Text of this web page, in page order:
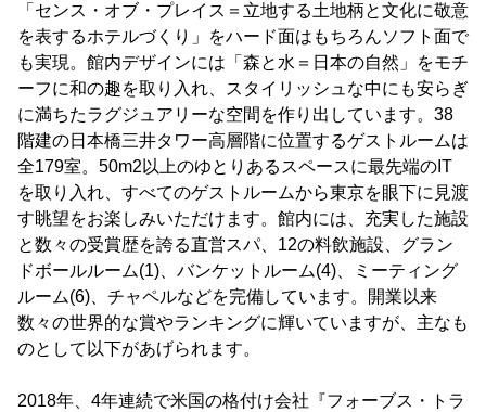
「センス・オブ・プレイス＝立地する土地柄と文化に敬意
を表するホテルづくり」をハード面はもちろんソフト面で
も実現。館内デザインには「森と水＝日本の自然」をモチ
ーフに和の趣を取り入れ、スタイリッシュな中にも安らぎ
に満ちたラグジュアリーな空間を作り出しています。38
階建の日本橋三井タワー高層階に位置するゲストルームは
全179室。50m2以上のゆとりあるスペースに最先端のIT
を取り入れ、すべてのゲストルームから東京を眼下に見渡
す眺望をお楽しみいただけます。館内には、充実した施設
と数々の受賞歴を誇る直営スパ、12の料飲施設、グラン
ドボールルーム(1)、バンケットルーム(4)、ミーティング
ルーム(6)、チャペルなどを完備しています。開業以来
数々の世界的な賞やランキングに輝いていますが、主なも
のとして以下があげられます。
2018年、4年連続で米国の格付け会社『フォーブス・トラ